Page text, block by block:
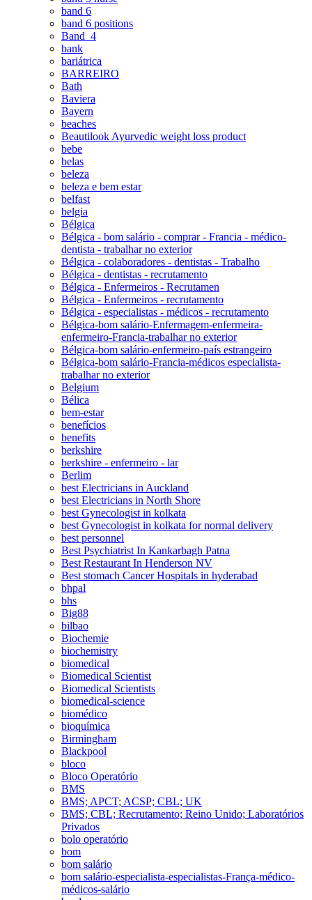
band 6
band 6 positions
Band_4
bank
bariátrica
BARREIRO
Bath
Baviera
Bayern
beaches
Beautilook Ayurvedic weight loss product
bebe
belas
beleza
beleza e bem estar
belfast
belgia
Bélgica
Bélgica - bom salário - comprar - Francia - médico-
dentista - trabalhar no exterior
Bélgica - colaboradores - dentistas - Trabalho
Bélgica - dentistas - recrutamento
Bélgica - Enfermeiros - Recrutamen
Bélgica - Enfermeiros - recrutamento
Bélgica - especialistas - médicos - recrutamento
Bélgica-bom salário-Enfermagem-enfermeira-
enfermeiro-Francia-trabalhar no exterior
Bélgica-bom salário-enfermeiro-país estrangeiro
Bélgica-bom salário-Francia-médicos especialista-
trabalhar no exterior
Belgium
Bélica
bem-estar
benefícios
benefits
berkshire
berkshire - enfermeiro - lar
Berlim
best Electricians in Auckland
best Electricians in North Shore
best Gynecologist in kolkata
best Gynecologist in kolkata for normal delivery
best personnel
Best Psychiatrist In Kankarbagh Patna
Best Restaurant In Henderson NV
Best stomach Cancer Hospitals in hyderabad
bhpal
bhs
Big88
bilbao
Biochemie
biochemistry
biomedical
Biomedical Scientist
Biomedical Scientists
biomedical-science
biomédico
bioquímica
Birmingham
Blackpool
bloco
Bloco Operatório
BMS
BMS; APCT; ACSP; CBL; UK
BMS; CBL; Recrutamento; Reino Unido; Laboratórios
Privados
bolo operatório
bom
bom salário
bom salário-especialista-especialistas-França-médico-
médicos-salário